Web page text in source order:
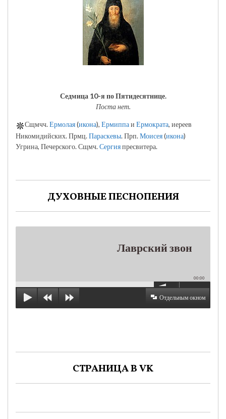
Седмица 10-я по Пятидесятнице.
Поста нет.
Сщмчч.Ермолая(икона), Ермиппаи Ермократа, иереев
Никомидийских. Прмц.Параскевы. Прп.Моисея(икона)
Угрина, Печерского. Сщмч.Сергияпресвитера.
ДУХОВНЫЕ ПЕСНОПЕНИЯ
Лаврский звон
00:00
Отдельным окном
СТРАНИЦА В VK